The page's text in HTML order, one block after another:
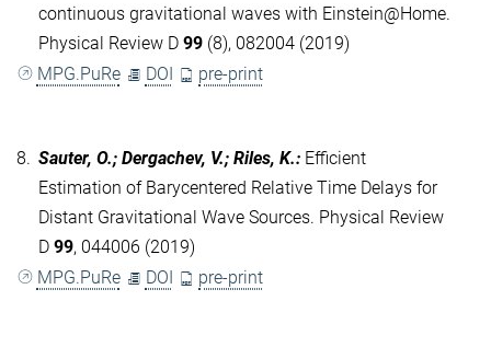
continuous gravitational waves with Einstein@Home.
Physical Review D 99 (8), 082004 (2019)
MPG.PuRe
DOI pre-print
8. Sauter, O.; Dergachev, V.; Riles, K.: Efficient
Estimation of Barycentered Relative Time Delays for
Distant Gravitational Wave Sources. Physical Review
D 99, 044006 (2019)
MPG.PuRe
DOI pre-print